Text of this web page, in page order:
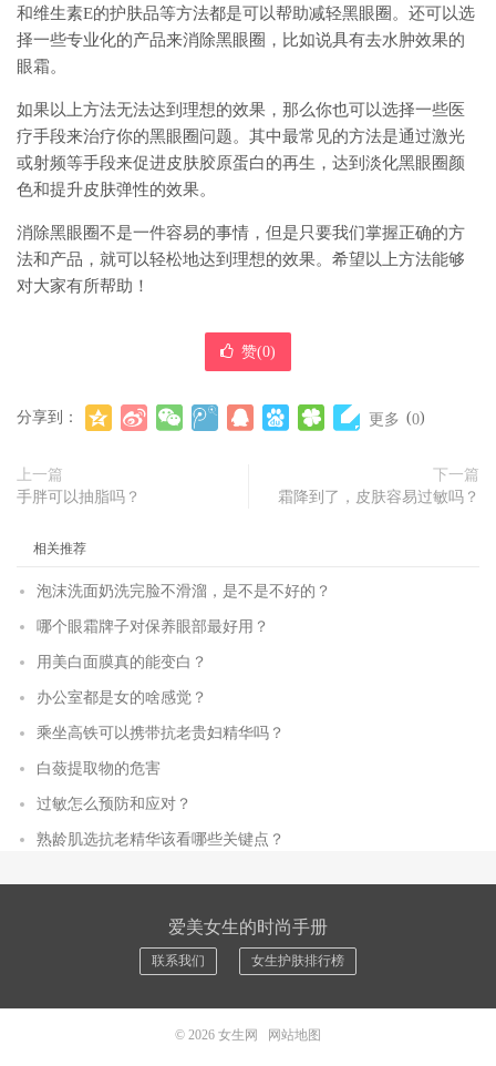
和维生素E的护肤品等方法都是可以帮助减轻黑眼圈。还可以选
择一些专业化的产品来消除黑眼圈，比如说具有去水肿效果的
眼霜。
如果以上方法无法达到理想的效果，那么你也可以选择一些医
疗手段来治疗你的黑眼圈问题。其中最常见的方法是通过激光
或射频等手段来促进皮肤胶原蛋白的再生，达到淡化黑眼圈颜
色和提升皮肤弹性的效果。
消除黑眼圈不是一件容易的事情，但是只要我们掌握正确的方
法和产品，就可以轻松地达到理想的效果。希望以上方法能够
对大家有所帮助！
赞(0)
分享到： 更多 (0)
上一篇
手胖可以抽脂吗？
下一篇
霜降到了，皮肤容易过敏吗？
相关推荐
泡沫洗面奶洗完脸不滑溜，是不是不好的？
哪个眼霜牌子对保养眼部最好用？
用美白面膜真的能变白？
办公室都是女的啥感觉？
乘坐高铁可以携带抗老贵妇精华吗？
白蔹提取物的危害
过敏怎么预防和应对？
熟龄肌选抗老精华该看哪些关键点？
爱美女生的时尚手册
联系我们 女生护肤排行榜
© 2026 女生网 网站地图